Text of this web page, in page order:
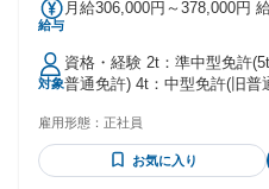
給与
月給306,000円～378,000円
残業60h 月給30.6万円～34.6万円以上 残業
～37.8万円以上 ・日勤ドラ
31.0万円以上 残業80h 月給30.3万円～34.4万円以上 ＜研修期
間＞ ・時給1,083円＋各種手当
含む） ・2～4週間 ・アルバ
研修期間は変動します。
対象
資格・経験 2t：準中型免許
普通免許) 4t：中型免許(旧
ん、中型･大型経験者の方は
援制度を設けておりますの
募もお待ちしております。
雇用形態： 正社員
お気に入り